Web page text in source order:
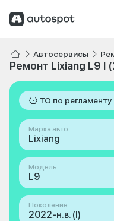
Автосервисы
Ремонт Lixiang L9 I
ТО по регламенту
Марка авто
Lixiang
Модель
L9
Поколение
2022-н.в. (I)